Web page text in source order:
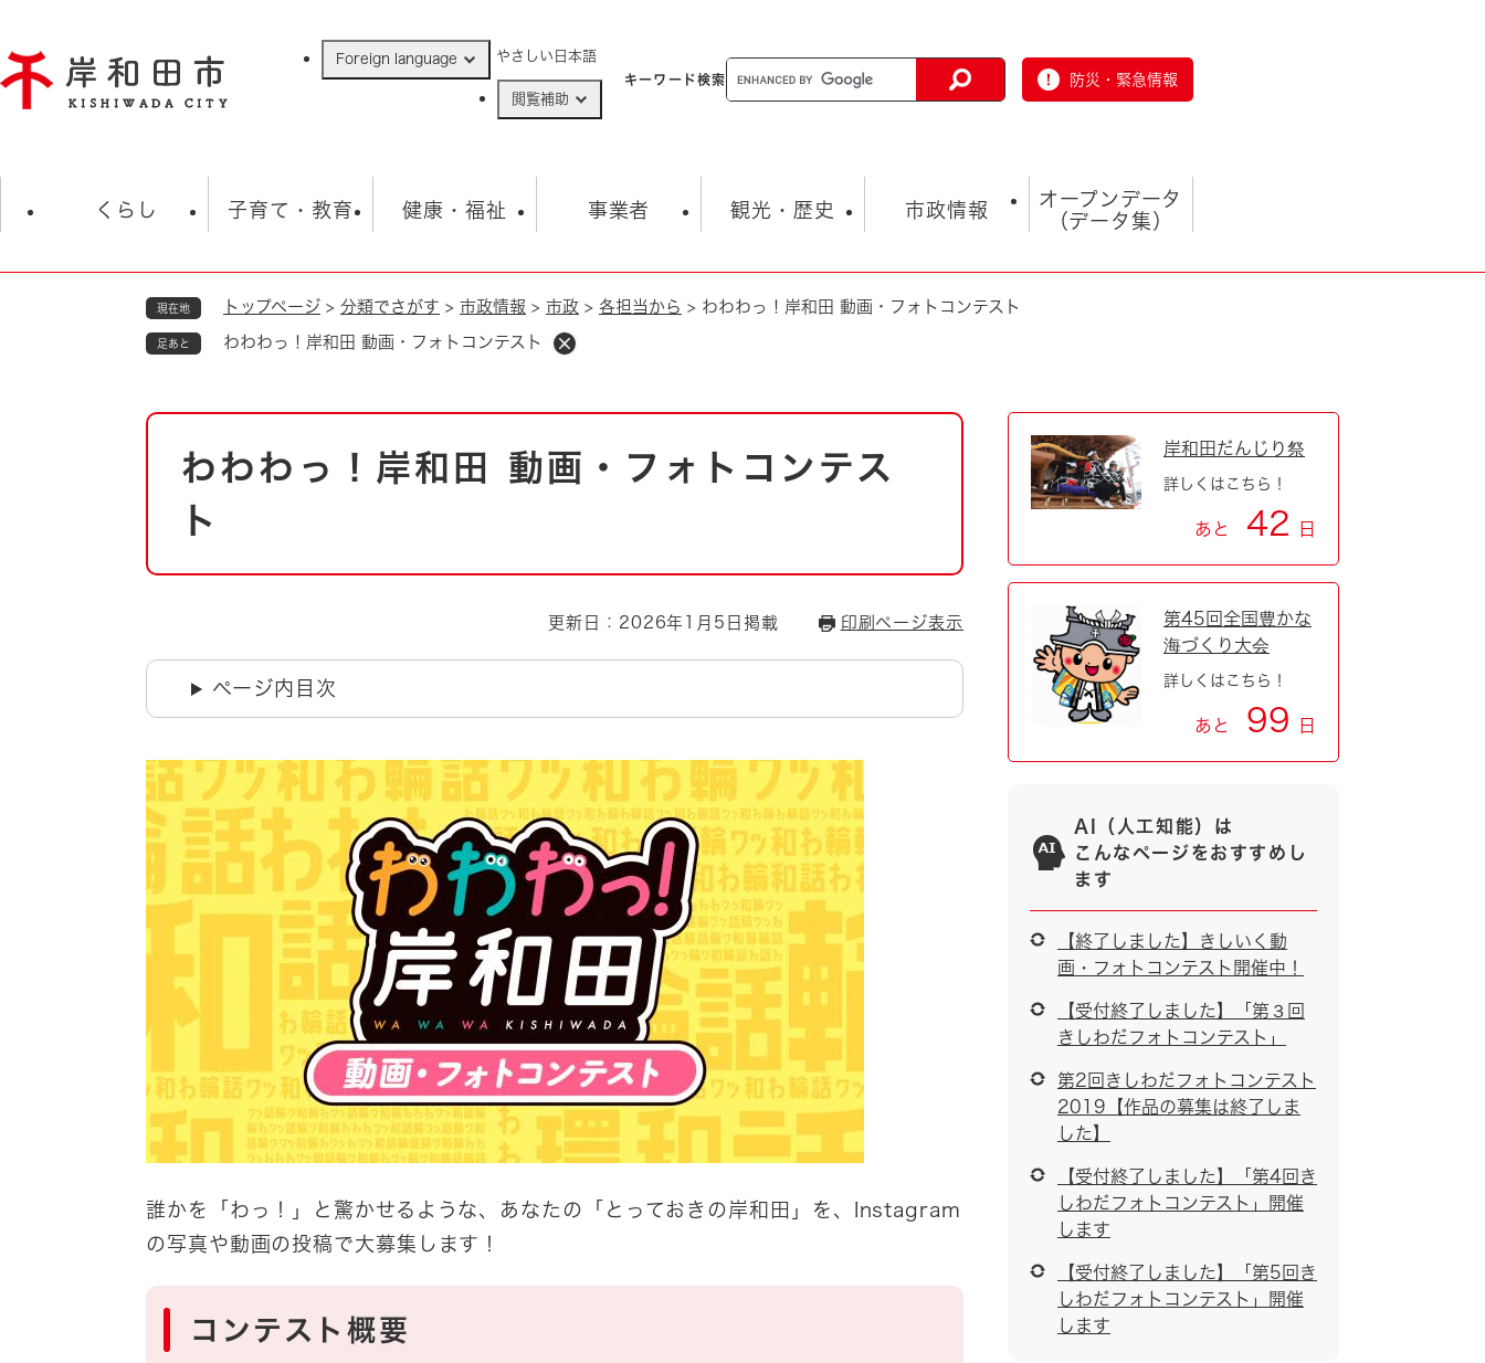
ジ
の
Foreign language やさしい日本語
閲覧補助
キーワード検索 防災・緊急情報
くらし
住民票・戸籍
ごみ・衛生・動物 救急・消防
防災・防犯 上水道・下水道
自然・環境・公園
引っ越し
道路・河川・交通
とじる
子育て・教育
学校 子育て
健康・福祉
福祉・健康・生活 生涯学習・スポーツ
事業者
入札・契約情報 まちづくり・協働
環境 福祉・介護
観光・歴史
観光 観光スポット
市政情報
市の概要 総合計画
市政 職員採用情報
市役所・施設の案内
オープンデータ
（データ集）
オープンデータ
現在地 トップページ > 分類でさがす > 市政情報 > 市政 > 各担当から > わわわっ！岸和田 動画・フォトコンテスト
足あと わわわっ！岸和田 動画・フォトコンテスト
本
わわわっ！岸和田 動画・フォトコンテス
ト
更新日：2026年1月5日掲載 印刷ページ表示
ページ内目次
誰かを「わっ！」と驚かせるような、あなたの「とっておきの岸和田」を、Instagram
の写真や動画の投稿で大募集します！
コンテスト概要
岸和田だんじり祭
詳しくはこちら！
あと 42 日
第45回全国豊かな
海づくり大会
詳しくはこちら！
あと 99 日
AI（人工知能）は
こんなページをおすすめし
ます
【終了しました】きしいく動
画・フォトコンテスト開催中！
【受付終了しました】「第３回
きしわだフォトコンテスト」
第2回きしわだフォトコンテスト
2019【作品の募集は終了しま
した】
【受付終了しました】「第4回き
しわだフォトコンテスト」開催
します
【受付終了しました】「第5回き
しわだフォトコンテスト」開催
します